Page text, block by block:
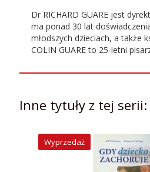
Dr RICHARD GUARE jest
ma ponad 30 lat
młodszych dzieciach, a także
COLIN GUARE to 25-letni
Liczba stron: 432
Oprawa: miękka
Inne tytuły z tej serii:
Wyprzedaż